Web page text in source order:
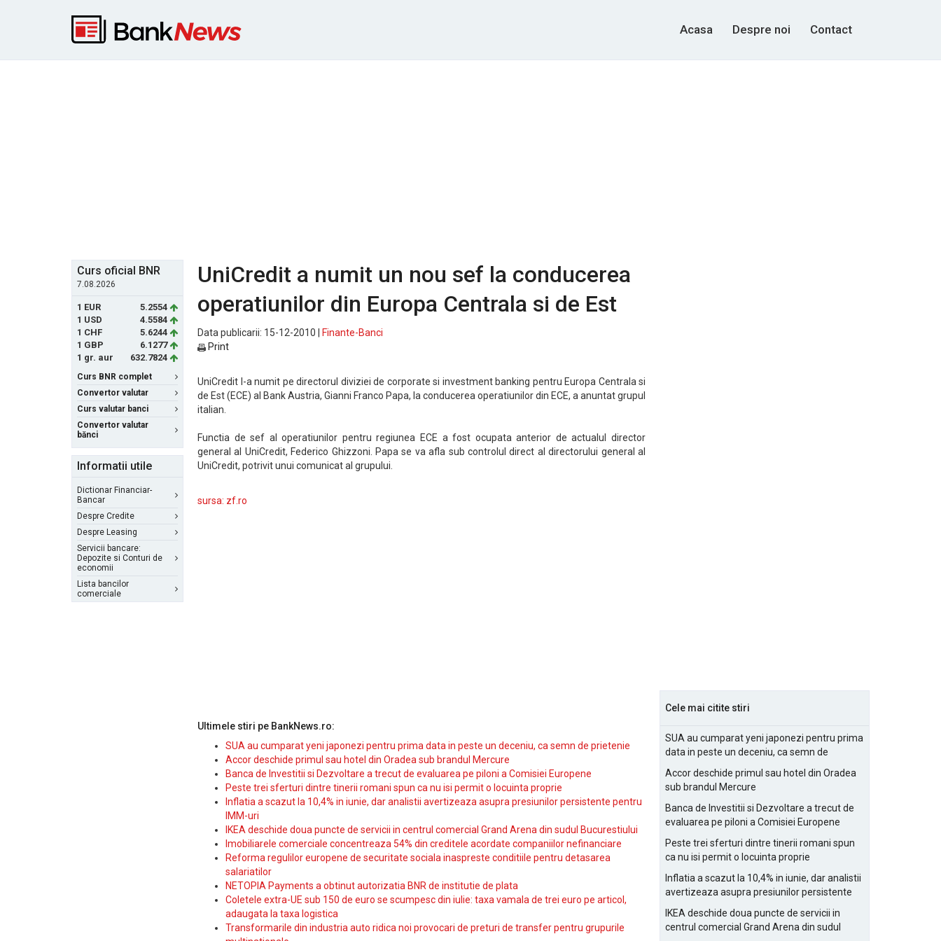
Acasa Despre noi Contact
Curs oficial BNR
7.08.2026
1 EUR
5.2554
1 USD
4.5584
1 CHF
5.6244
1 GBP
6.1277
1 gr. aur
632.7824
Curs BNR complet
Convertor valutar
Curs valutar banci
Convertor valutar
bănci
Informatii utile
Dictionar Financiar-
Bancar
Despre Credite
Despre Leasing
Servicii bancare:
Depozite si Conturi de
economii
Lista bancilor
comerciale
UniCredit a numit un nou sef la conducerea
operatiunilor din Europa Centrala si de Est
Data publicarii: 15-12-2010 |
Finante-Banci
Print
UniCredit l-a numit pe directorul diviziei de corporate si investment banking pentru Europa Centrala si
de Est (ECE) al Bank Austria, Gianni Franco Papa, la conducerea operatiunilor din ECE, a anuntat grupul
italian.
Functia de sef al operatiunilor pentru regiunea ECE a fost ocupata anterior de actualul director
general al UniCredit, Federico Ghizzoni. Papa se va afla sub controlul direct al directorului general al
UniCredit, potrivit unui comunicat al grupului.
sursa: zf.ro
Ultimele stiri pe BankNews.ro:
SUA au cumparat yeni japonezi pentru prima data in peste un deceniu, ca semn de prietenie
Accor deschide primul sau hotel din Oradea sub brandul Mercure
Banca de Investitii si Dezvoltare a trecut de evaluarea pe piloni a Comisiei Europene
Peste trei sferturi dintre tinerii romani spun ca nu isi permit o locuinta proprie
Inflatia a scazut la 10,4% in iunie, dar analistii avertizeaza asupra presiunilor persistente pentru
IMM-uri
IKEA deschide doua puncte de servicii in centrul comercial Grand Arena din sudul Bucurestiului
Imobiliarele comerciale concentreaza 54% din creditele acordate companiilor nefinanciare
Reforma regulilor europene de securitate sociala inaspreste conditiile pentru detasarea
salariatilor
NETOPIA Payments a obtinut autorizatia BNR de institutie de plata
Coletele extra-UE sub 150 de euro se scumpesc din iulie: taxa vamala de trei euro pe articol,
adaugata la taxa logistica
Transformarile din industria auto ridica noi provocari de preturi de transfer pentru grupurile
Cele mai citite stiri
SUA au cumparat yeni japonezi pentru prima
data in peste un deceniu, ca semn de
Accor deschide primul sau hotel din Oradea
sub brandul Mercure
Banca de Investitii si Dezvoltare a trecut de
evaluarea pe piloni a Comisiei Europene
Peste trei sferturi dintre tinerii romani spun
ca nu isi permit o locuinta proprie
Inflatia a scazut la 10,4% in iunie, dar analistii
avertizeaza asupra presiunilor persistente
IKEA deschide doua puncte de servicii in
centrul comercial Grand Arena din sudul